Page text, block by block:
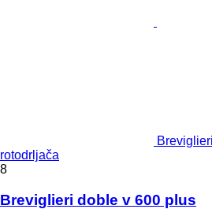
rotodrljača
8
Breviglieri doble v 600 plus